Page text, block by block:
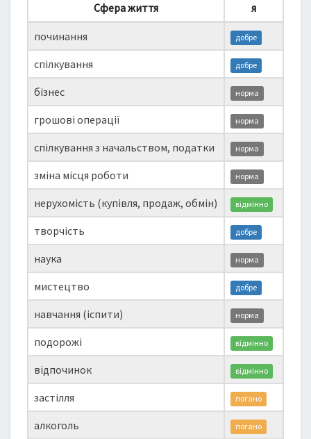
Сфера життя
я
починання добре
спілкування добре
бізнес норма
грошові операції норма
спілкування з начальством, податки норма
зміна місця роботи норма
нерухомість (купівля, продаж, обмін) відмінно
творчість добре
наука норма
мистецтво добре
навчання (іспити) норма
подорожі відмінно
відпочинок відмінно
застілля погано
алкоголь погано